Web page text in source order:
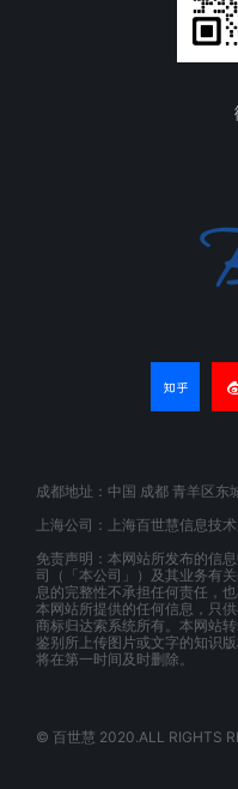
成都地址：中国 成都 青羊区
上海公司：上海百世慧信息技
免责声明：本网站所发布的信
司（「本公司」）及其业务有
息的完整性不承担任何责任，
本网站所提供的任何信息，只
商标归达索系统所有。本网站
鉴别所上传图片或文字的知识
将在第一时间及时删除。
© 百世慧 2020.ALL RIGHTS